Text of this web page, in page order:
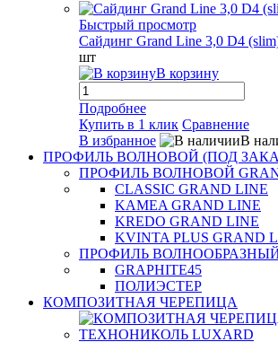
Быстрый просмотр
Сайдинг Grand Line 3,0 D4
шт
В корзину
Подробнее
Купить в 1 клик Сравнение
В избранное
В
ПРОФИЛЬ ВОЛНОВОЙ (ПОД
ПРОФИЛЬ ВОЛНОВОЙ
CLASSIC GRAND LINE
KAMEA GRAND LINE
KREDO GRAND LINE
KVINTA PLUS GRAND
ПРОФИЛЬ ВОЛНООБРАЗНЫЙ
GRAPHITE45
ПОЛИЭСТЕР
КОМПОЗИТНАЯ ЧЕРЕПИЦА